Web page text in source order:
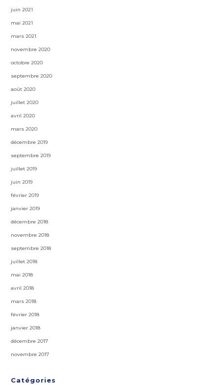
juin 2021
mai 2021
mars 2021
novembre 2020
octobre 2020
septembre 2020
août 2020
juillet 2020
avril 2020
mars 2020
décembre 2019
septembre 2019
juillet 2019
juin 2019
février 2019
janvier 2019
décembre 2018
novembre 2018
septembre 2018
juillet 2018
mai 2018
avril 2018
mars 2018
février 2018
janvier 2018
décembre 2017
novembre 2017
Catégories